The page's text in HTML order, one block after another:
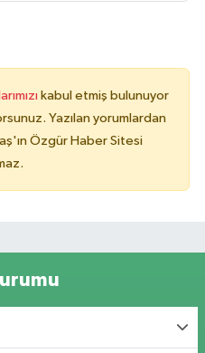
kabul etmiş bulunuyor
Yazılan yorumlardan
Özgür Haber Sitesi